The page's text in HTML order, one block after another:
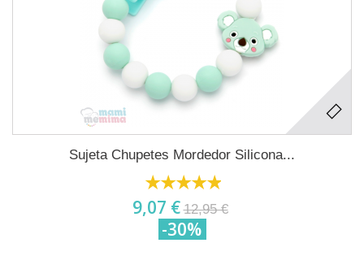
Sujeta Chupetes Mordedor Silicona...
9,07 € 12,95 €
-30%